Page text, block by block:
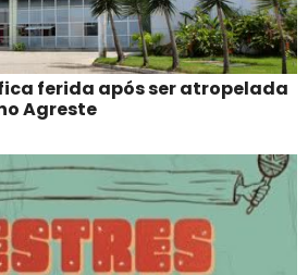
ferida após ser atropelada
Agreste